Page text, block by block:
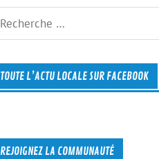
TOUTE L’ACTU LOCALE SUR FACEBOOK
REJOIGNEZ LA COMMUNAUTÉ